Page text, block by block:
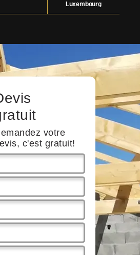
Luxembourg
votre
c'est gratuit!